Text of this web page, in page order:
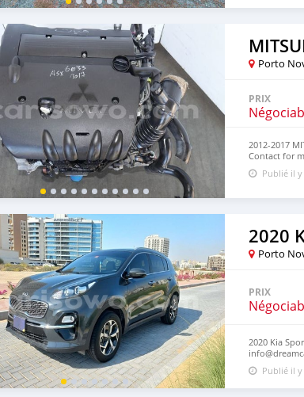
Porto
PRIX
2012-2017
Contact for
https://
Publié il
2020
Porto
PRIX
2020 Kia
2710.
Publié il